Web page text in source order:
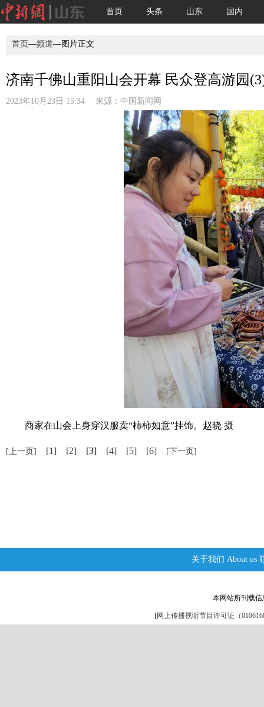
首页 头条 山东 国内
首页—频道—图片正文
济南千佛山重阳山会开幕 民众登高游园
2023年10月23日 15:34 来源： 中国新闻网
商家在山会上身穿汉服卖“柿柿如意”挂饰。赵晓 摄
[上一页] [1] [2] [3] [4] [5] [6] [下一页]
关于我们 About us
本网站所刊载
[网上传播视听节目许可证（